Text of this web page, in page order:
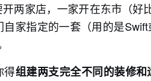
两家店，一家开在东市（
自家指定的一套（用的是
得组建两支完全不同的装修和